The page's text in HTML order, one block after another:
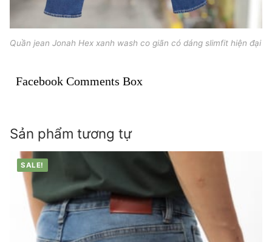
Quần jean Jonah Hex xanh wash co giãn có dáng slimfit hiện đại
Facebook Comments Box
Sản phẩm tương tự
SALE!